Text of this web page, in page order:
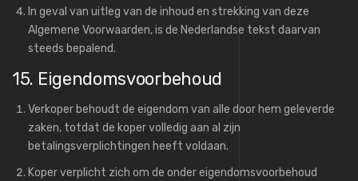
In geval van uitleg van de inhoud en strekking van deze
Algemene Voorwaarden, is de Nederlandse tekst daarvan
steeds bepalend.
15. Eigendomsvoorbehoud
Verkoper behoudt de eigendom van alle door hem geleverde
zaken, totdat de koper volledig aan al zijn
betalingsverplichtingen heeft voldaan.
Koper verplicht zich om de onder eigendomsvoorbehoud